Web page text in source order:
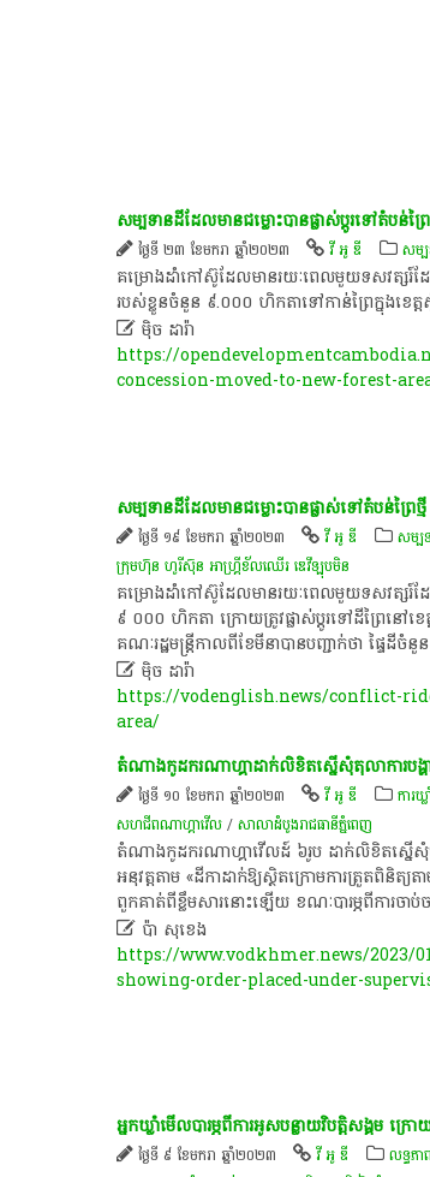
សម្បទានដីដែលមានជម្លោះបានផ្លាស់ប្តូរទៅតំបន់ព្រៃ
ថ្ងៃទី ២៣ ខែមករា ឆ្នាំ២០២៣ វី អូ ឌី សម្ប
គម្រោង​ដាំ​កៅស៊ូ​ដែល​មាន​រយៈពេល​មួយ​ទសវត្សរ៍​ដែ
របស់ខ្លួនចំនួន ៩.០០០ ហិកតា​ទៅ​កាន់​ព្រៃ​​ក្នុង​ខេត្ត​
ម៉ិច ដារ៉ា
https://
concession-moved-to-new-forest-
សម្បទាន​ដី​ដែល​មាន​ជម្លោះ​បាន​ផ្លាស់​ទៅ​តំបន់​ព្រៃ​ថ្មី​
ថ្ងៃទី ១៩ ខែមករា ឆ្នាំ២០២៣ វី អូ ឌី សម្ប
ក្រុមហ៊ុន ហូរីស៊ុន អាហ្គ្រីខ័លឈើរ ឌេវឹឡុបមិន
គម្រោង​ដាំ​កៅស៊ូ​ដែល​មាន​រយៈពេល​មួយ​ទសវត្សរ៍​ដ
៩​ ០០០​ ហិ​កតា​ ក្រោយ​ត្រូវ​ផ្លាស់​ប្តូរ​ទៅ​ដី​ព្រៃ​នៅ​ខ
គណៈរដ្ឋមន្ត្រី​កាលពី​ខែមីនា​បាន​បញ្ជាក់​ថា​ ផ្ទៃដី​ចំនួន
ម៉ិច ដារ៉ា
https://vodenglish.news/conflict-
area/
តំណាងកូដករណាហ្គាដាក់លិខិតស្នើសុំតុលាការបង្ហ
ថ្ងៃទី ១០ ខែមករា ឆ្នាំ២០២៣ វី អូ ឌី ការ
សហជីព​ណា​ហ្គា​វើល​/សាលាដំបូងរាជធានីភ្នំពេញ
តំណាងកូដករណាហ្គាវើលដ៍ ៦រូប ដាក់លិខិតស្នើ
អនុវត្តតាម «ដីកាដាក់ឱ្យស្ថិតក្រោមការត្រួតពិនិត្យ
ពួកគាត់ពីខ្លឹមសារនោះឡើយ ខណៈបារម្ភពីការចា
ប៉ា សុខេង
https://www.vodkhmer.news/2023/
showing-order-placed-under-
អ្នកឃ្លាំមើលបារម្ភពីការអូសបន្លាយវិបត្តិសង្គម
ថ្ងៃទី ៩ ខែមករា ឆ្នាំ២០២៣ វី អូ ឌី លទ្ធភ